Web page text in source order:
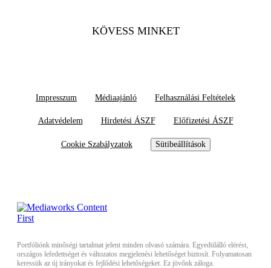
KÖVESS MINKET
Impresszum Médiaajánló Felhasználási Feltételek
Adatvédelem Hirdetési ÁSZF Előfizetési ÁSZF
Cookie Szabályzatok Sütibeállítások
Portfóliónk minőségi tartalmat jelent minden olvasó számára. Egyedülálló elérést,
országos lefedettséget és változatos megjelenési lehetőséget biztosít. Folyamatosan
keressük az új irányokat és fejlődési lehetőségeket. Ez jövőnk záloga.